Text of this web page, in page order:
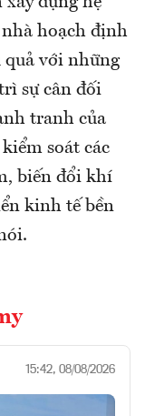
hoạch định
quả với những
sự cân đối
tranh của
soát các
biến đổi khí
kinh tế bền
15:42, 08/08/2026